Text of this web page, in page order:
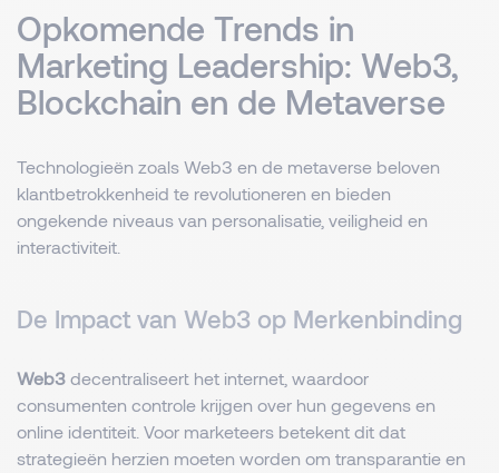
Opkomende Trends in
Marketing Leadership: Web3,
Blockchain en de Metaverse
Technologieën zoals Web3 en de metaverse beloven
klantbetrokkenheid te revolutioneren en bieden
ongekende niveaus van personalisatie, veiligheid en
interactiviteit.
De Impact van Web3 op Merkenbinding
Web3 decentraliseert het internet, waardoor
consumenten controle krijgen over hun gegevens en
online identiteit. Voor marketeers betekent dit dat
strategieën herzien moeten worden om transparantie en